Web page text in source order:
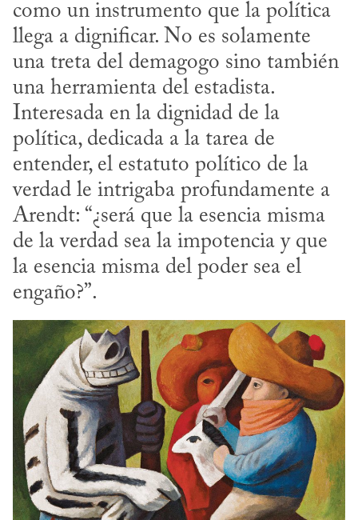
como un instrumento que la política
llega a dignificar. No es solamente
una treta del demagogo sino también
una herramienta del estadista.
Interesada en la dignidad de la
política, dedicada a la tarea de
entender, el estatuto político de la
verdad le intrigaba profundamente a
Arendt: “¿será que la esencia misma
de la verdad sea la impotencia y que
la esencia misma del poder sea el
engaño?”.